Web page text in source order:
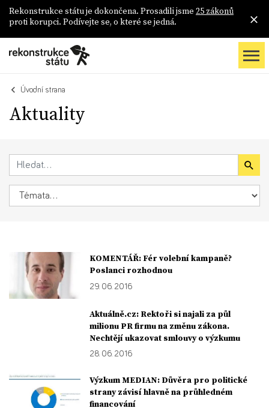
Rekonstrukce státu je dokončena. Prosadili jsme 25 zákonů
proti korupci. Podívejte se, o které se jedná.
Úvodní strana
Aktuality
KOMENTÁŘ: Fér volební kampaně?
Poslanci rozhodnou
29. 06. 2016
Aktuálně.cz: Rektoři si najali za půl
milionu PR firmu na změnu zákona.
Nechtějí ukazovat smlouvy o výzkumu
28. 06. 2016
Výzkum MEDIAN: Důvěra pro politické
strany závisí hlavně na průhledném
financování